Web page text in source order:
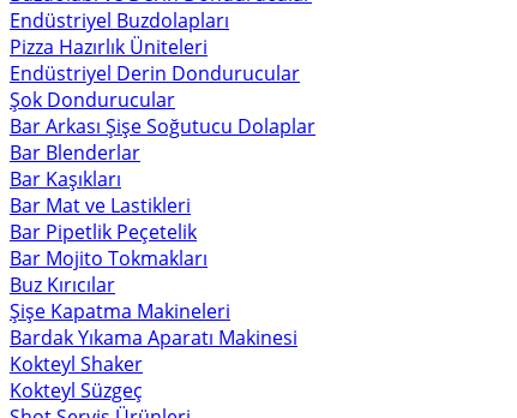
Endüstriyel Buzdolapları
Pizza Hazırlık Üniteleri
Endüstriyel Derin Dondurucular
Şok Dondurucular
Bar Arkası Şişe Soğutucu Dolaplar
Bar Blenderlar
Bar Kaşıkları
Bar Mat ve Lastikleri
Bar Pipetlik Peçetelik
Bar Mojito Tokmakları
Buz Kırıcılar
Şişe Kapatma Makineleri
Bardak Yıkama Aparatı Makinesi
Kokteyl Shaker
Kokteyl Süzgeç